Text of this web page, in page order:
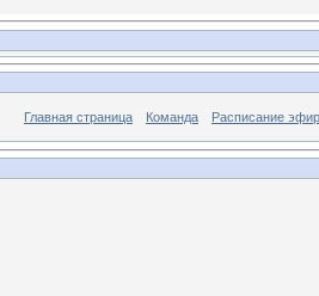
Главная страница Команда Расписание